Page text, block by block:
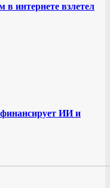
интернете взлетел
ИИ и